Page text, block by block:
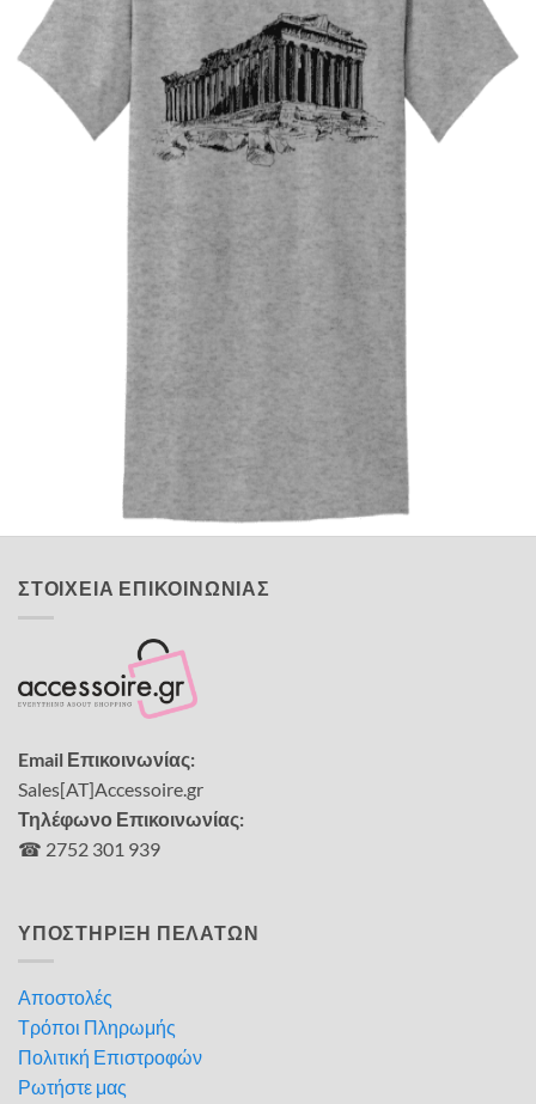
UNISEX TSHIRT
14,00 €
ΣΤΟΙΧΕΙΑ ΕΠΙΚΟΙΝΩΝΙΑΣ
Email Επικοινωνίας:
Sales[AT]Accessoire.gr
Τηλέφωνο Επικοινωνίας:
☎ 2752 301 939
ΥΠΟΣΤΗΡΙΞΗ ΠΕΛΑΤΩΝ
Αποστολές
Τρόποι Πληρωμής
Πολιτική Επιστροφών
Ρωτήστε μας